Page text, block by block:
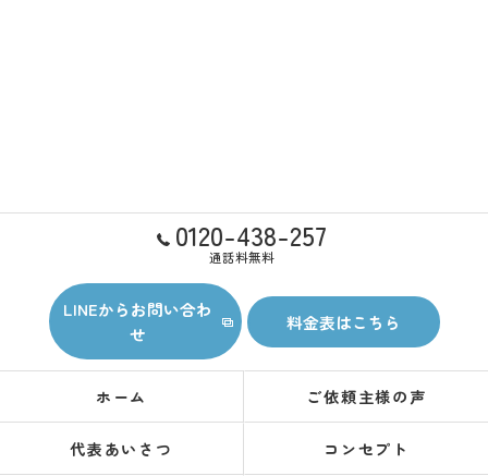
0120-438-257
通話料無料
LINEからお問い合わ
せ
料金表はこちら
ホーム ご依頼主様の声
代表あいさつ コンセプト